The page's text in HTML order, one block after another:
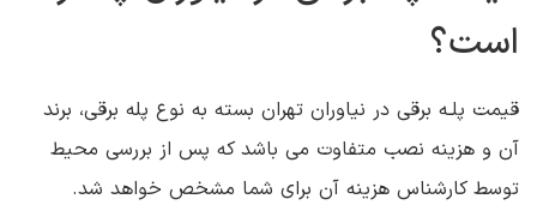
است؟
قیمت پلـه برقی در نیاوران تهران بسته به نوع پله برقی، برند
آن و هزینه نصب متفاوت می باشد که پس از بررسی محیط
توسط کارشناس هزینه آن برای شما مشخص خواهد شد.